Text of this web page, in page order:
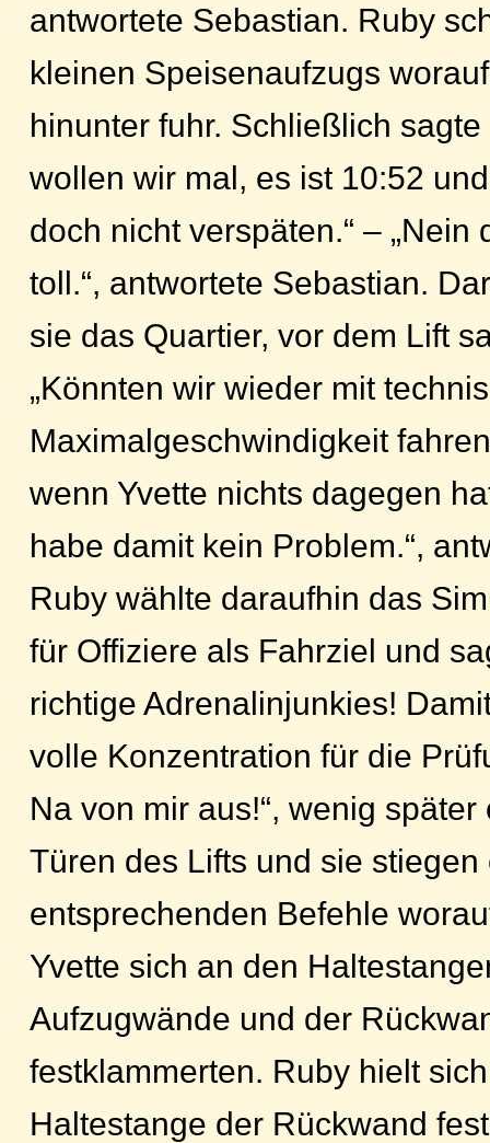
antwortete Sebastian. Ruby
kleinen Speisenaufzugs
hinunter fuhr. Schließlich sagte
wollen wir mal, es ist 10:52
doch nicht verspäten.“ – „Nein
toll.“, antwortete Sebastian.
sie das Quartier, vor dem Lift
„Könnten wir wieder mit
Maximalgeschwindigkeit
wenn Yvette nichts dagegen
habe damit kein Problem.“,
Ruby wählte daraufhin das
für Offiziere als Fahrziel und
richtige Adrenalinjunkies!
volle Konzentration für die
Na von mir aus!“, wenig
Türen des Lifts und sie
entsprechenden Befehle
Yvette sich an den
Aufzugwände und der
festklammerten. Ruby hielt
Haltestange der Rückwand